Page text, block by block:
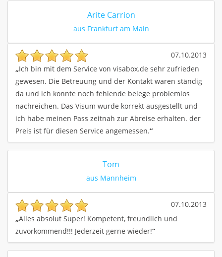
Arite Carrion
aus Frankfurt am Main
07.10.2013
„Ich bin mit dem Service von visabox.de sehr zufrieden
gewesen. Die Betreuung und der Kontakt waren ständig
da und ich konnte noch fehlende belege problemlos
nachreichen. Das Visum wurde korrekt ausgestellt und
ich habe meinen Pass zeitnah zur Abreise erhalten. der
Preis ist für diesen Service angemessen.“
Tom
aus Mannheim
07.10.2013
„Alles absolut Super! Kompetent, freundlich und
zuvorkommend!!! Jederzeit gerne wieder!“